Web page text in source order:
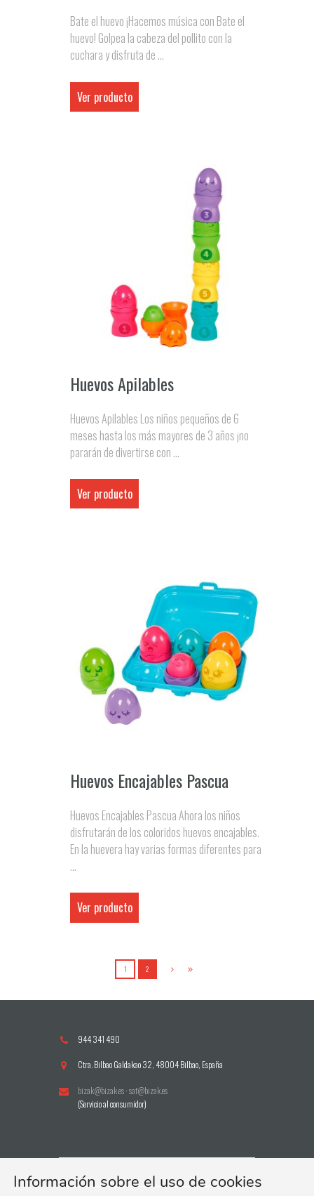
Bate el huevo ¡Hacemos música con Bate el
huevo! Golpea la cabeza del pollito con la
cuchara y disfruta de ...
Ver producto
Huevos Apilables
Huevos Apilables Los niños pequeños de 6
meses hasta los más mayores de 3 años ¡no
pararán de divertirse con ...
Ver producto
Huevos Encajables Pascua
Huevos Encajables Pascua Ahora los niños
disfrutarán de los coloridos huevos encajables.
En la huevera hay varias formas diferentes para
...
Ver producto
1 2
944 341 490
Ctra. Bilbao Galdakao 32, 48004 Bilbao, España
bizak@bizak.es·sat@bizak.es
(Servicio al consumidor)
Información sobre el uso de cookies